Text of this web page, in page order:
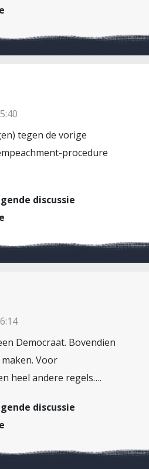
tegen de vorige
procedure
discussie
Democraat. Bovendien
Voor
heel andere regels….
discussie